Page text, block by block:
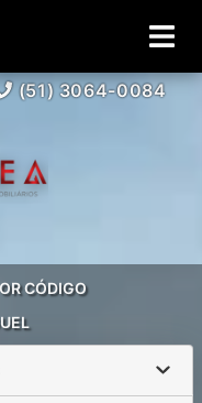
(51) 3064-0084
CÓDIGO